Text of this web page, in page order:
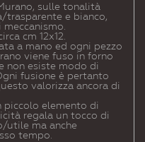
sulle tonalità
e bianco,
cm 12x12.
a mano ed ogni pezzo
viene fuso in forno
non esiste modo di
fusione è pertanto
valorizza ancora di
piccolo elemento di
regala un tocco di
utile ma anche
tempo.